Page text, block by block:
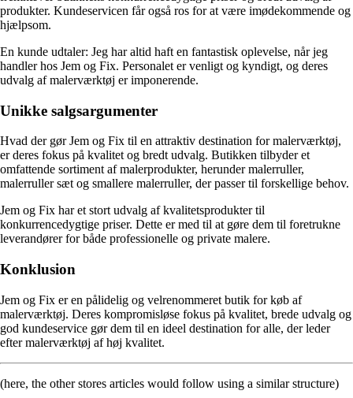
produkter. Kundeservicen får også ros for at være imødekommende og
hjælpsom.
En kunde udtaler: Jeg har altid haft en fantastisk oplevelse, når jeg
handler hos Jem og Fix. Personalet er venligt og kyndigt, og deres
udvalg af malerværktøj er imponerende.
Unikke salgsargumenter
Hvad der gør Jem og Fix til en attraktiv destination for malerværktøj,
er deres fokus på kvalitet og bredt udvalg. Butikken tilbyder et
omfattende sortiment af malerprodukter, herunder malerruller,
malerruller sæt og smallere malerruller, der passer til forskellige behov.
Jem og Fix har et stort udvalg af kvalitetsprodukter til
konkurrencedygtige priser. Dette er med til at gøre dem til foretrukne
leverandører for både professionelle og private malere.
Konklusion
Jem og Fix er en pålidelig og velrenommeret butik for køb af
malerværktøj. Deres kompromisløse fokus på kvalitet, brede udvalg og
god kundeservice gør dem til en ideel destination for alle, der leder
efter malerværktøj af høj kvalitet.
(here, the other stores articles would follow using a similar structure)